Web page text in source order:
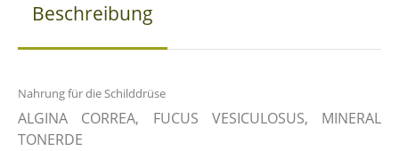
Beschreibung
Nahrung für die Schilddrüse
ALGINA CORREA, FUCUS VESICULOSUS, MINERAL
TONERDE